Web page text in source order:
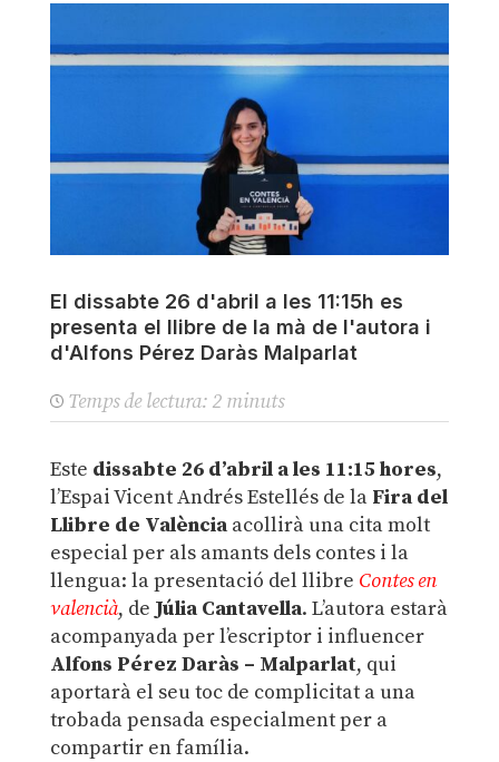
El dissabte 26 d'abril a les 11:15h es
presenta el llibre de la mà de l'autora i
d'Alfons Pérez Daràs Malparlat
Temps de lectura: 2 minuts
Este dissabte 26 d’abril a les 11:15 hores,
l’Espai Vicent Andrés Estellés de la Fira del
Llibre de Valènciaacollirà una cita molt
especial per als amants dels contes i la
llengua: la presentació del llibre Contes en
valencià, de Júlia Cantavella. L’autora estarà
acompanyada per l’escriptor i influencer
Alfons Pérez Daràs – Malparlat, qui
aportarà el seu toc de complicitat a una
trobada pensada especialment per a
compartir en família.